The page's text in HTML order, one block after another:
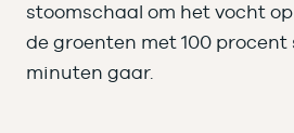
stoomschaal om het vocht
de groenten met 100 procent
minuten gaar.